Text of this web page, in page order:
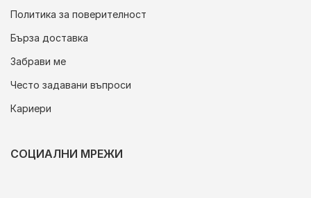
Политика за поверителност
Бърза доставка
Забрави ме
Често задавани въпроси
Кариери
СОЦИАЛНИ МРЕЖИ